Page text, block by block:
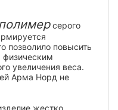
серого
позволило повысить
физическим
увеличения веса.
Арма Норд не
жестко